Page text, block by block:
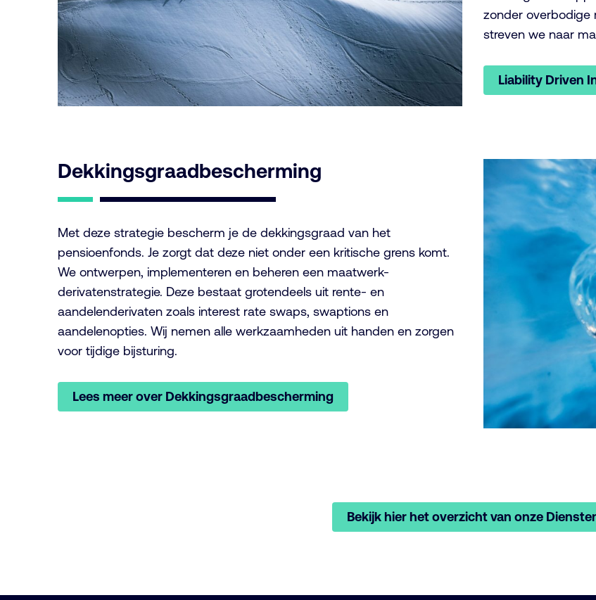
zonder overbodige
streven we naar
Liability Driven
Dekkingsgraadbescherming
Met deze strategie bescherm je de dekkingsgraad van het
pensioenfonds. Je zorgt dat deze niet onder een kritische grens komt.
We ontwerpen, implementeren en beheren een maatwerk-
derivatenstrategie. Deze bestaat grotendeels uit rente- en
aandelenderivaten zoals interest rate swaps, swaptions en
aandelenopties. Wij nemen alle werkzaamheden uit handen en zorgen
voor tijdige bijsturing.
Lees meer over Dekkingsgraadbescherming
Bekijk hier het overzicht van onze